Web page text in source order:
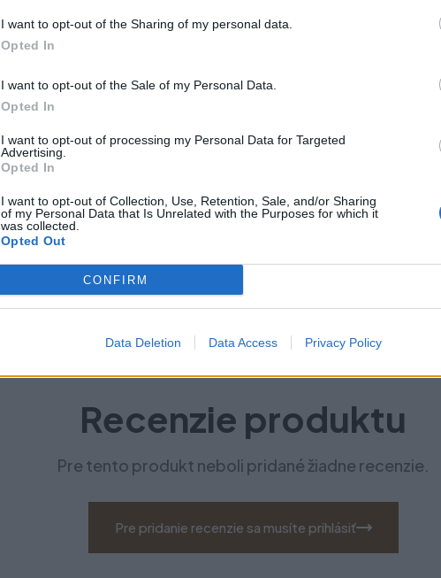
I want to opt-out of the Sharing of my personal data.
Opted In
I want to opt-out of the Sale of my Personal Data.
Opted In
I want to opt-out of processing my Personal Data for Targeted
Advertising.
Opted In
I want to opt-out of Collection, Use, Retention, Sale, and/or Sharing
of my Personal Data that Is Unrelated with the Purposes for which it
was collected.
Opted Out
CONFIRM
Data Deletion Data Access Privacy Policy
Recenzie produktu
Pre tento produkt neboli pridané žiadne recenzie.
Pre pridanie recenzie sa musíte prihlásiť